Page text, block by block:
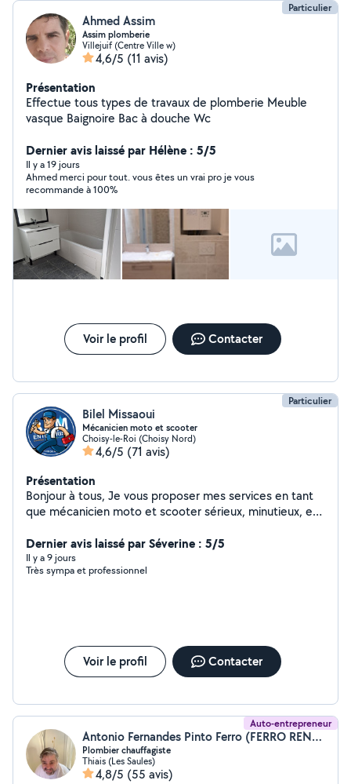
Particulier
Ahmed Assim
Assim plomberie
Villejuif (Centre Ville w)
4,6/5 (11 avis)
Présentation
Effectue tous types de travaux de plomberie Meuble
vasque Baignoire Bac à douche Wc
Dernier avis laissé par Hélène : 5/5
Il y a 19 jours
Ahmed merci pour tout. vous êtes un vrai pro je vous
recommande à 100%
Voir le profil Contacter
Particulier
Bilel Missaoui
Mécanicien moto et scooter
Choisy-le-Roi (Choisy Nord)
4,6/5 (71 avis)
Présentation
Bonjour à tous, Je vous proposer mes services en tant
que mécanicien moto et scooter sérieux, minutieux, et
rapidement *Côté moto : Entretien, réparation, révision
et vidange moteur Travail soigné Tarif adorable
Intervention rapide N'hésitez pas à me contacter pour
Dernier avis laissé par Séverine : 5/5
Il y a 9 jours
Très sympa et professionnel
Voir le profil Contacter
Auto-entrepreneur
Antonio Fernandes Pinto Ferro (FERRO RENOV)
Plombier chauffagiste
Thiais (Les Saules)
4,8/5 (55 avis)